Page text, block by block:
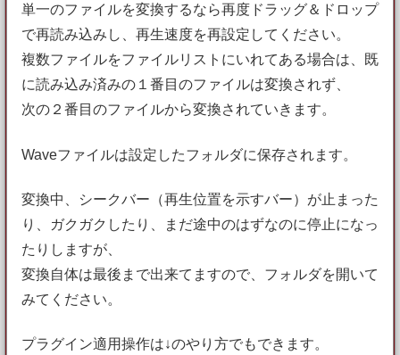
単一のファイルを変換するなら再度ドラッグ＆ドロップ
で再読み込みし、再生速度を再設定してください。
複数ファイルをファイルリストにいれてある場合は、既
に読み込み済みの１番目のファイルは変換されず、
次の２番目のファイルから変換されていきます。
Waveファイルは設定したフォルダに保存されます。
変換中、シークバー（再生位置を示すバー）が止まった
り、ガクガクしたり、まだ途中のはずなのに停止になっ
たりしますが、
変換自体は最後まで出来てますので、フォルダを開いて
みてください。
プラグイン適用操作は↓のやり方でもできます。